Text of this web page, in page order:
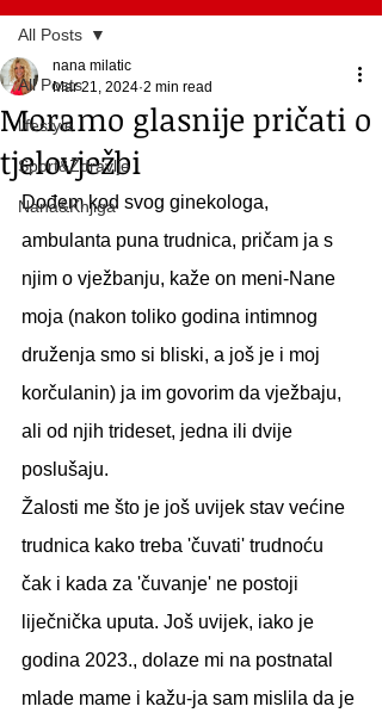
All Posts
lifestyle
Sport&Zdravlje
Nana&Knjiga
All Posts
Moramo glasnije pričati o
tjelovježbi
nana milatic
Mar 21, 2024 2 min read
Dođem kod svog ginekologa,
ambulanta puna trudnica, pričam ja s
njim o vježbanju, kaže on meni-Nane
moja (nakon toliko godina intimnog
druženja smo si bliski, a još je i moj
korčulanin) ja im govorim da vježbaju,
ali od njih trideset, jedna ili dvije
poslušaju.
Žalosti me što je još uvijek stav većine
trudnica kako treba 'čuvati' trudnoću
čak i kada za 'čuvanje' ne postoji
liječnička uputa. Još uvijek, iako je
godina 2023., dolaze mi na postnatal
mlade mame i kažu-ja sam mislila da je